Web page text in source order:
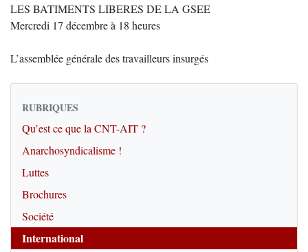
LES BATIMENTS LIBERES DE LA GSEE
Mercredi 17 décembre à 18 heures
L’assemblée générale des travailleurs insurgés
RUBRIQUES
Qu’est ce que la CNT-AIT ?
Anarchosyndicalisme !
Luttes
Brochures
Société
International